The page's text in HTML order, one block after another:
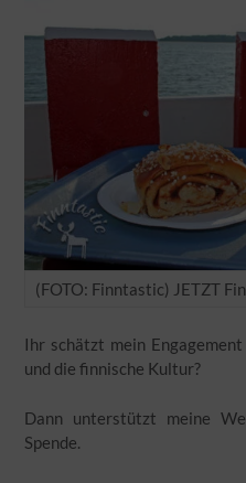
(FOTO: Finntastic) JETZT
Ihr schätzt mein
und die finnische Kultur?
Dann unterstützt meine
Spende.